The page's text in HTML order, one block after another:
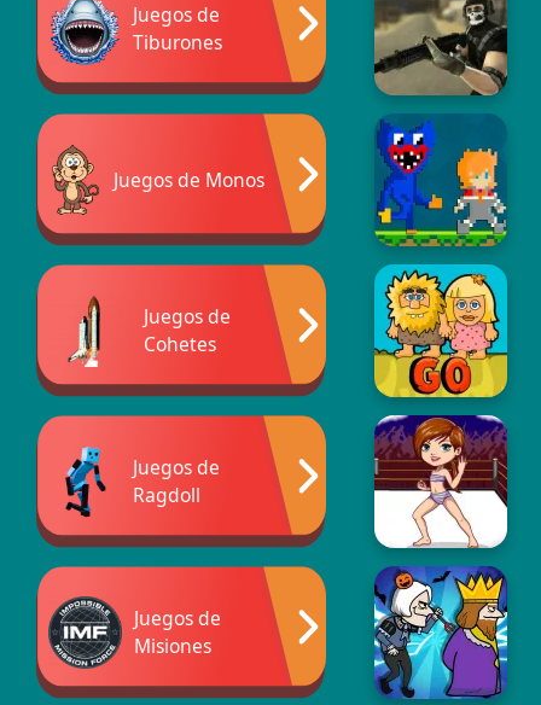
Juegos de
Tiburones
Juegos de Monos
Juegos de
Cohetes
Juegos de
Ragdoll
Juegos de
Misiones